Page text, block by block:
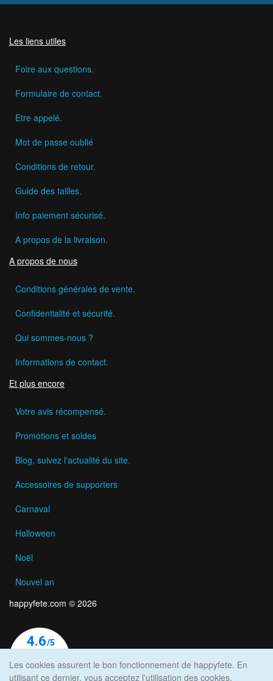
Les liens utiles
Foire aux questions.
Formulaire de contact.
Etre appelé.
Mot de passe oublié
Conditions de retour.
Guide des tailles.
Info paiement sécurisé.
A propos de la livraison.
A propos de nous
Conditions générales de vente.
Confidentialité et sécurité.
Qui sommes-nous ?
Informations de contact.
Et plus encore
Votre avis récompensé.
Promotions et soldes
Blog, suivez l'actualité du site.
Accessoires de supporters
Carnaval
Halloween
Noël
Nouvel an
happyfete.com © 2026
Les cookies assurent le bon fonctionnement de happyfete. En
utilisant ce dernier, vous acceptez l'utilisation des cookies.